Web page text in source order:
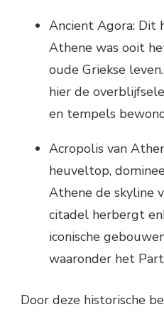
Ancient Agora: Dit
Athene was ooit
oude Griekse
hier de
en tempels
Acropolis van
heuveltop,
Athene de skyline
citadel herbergt
iconische
waaronder het
Door deze historische